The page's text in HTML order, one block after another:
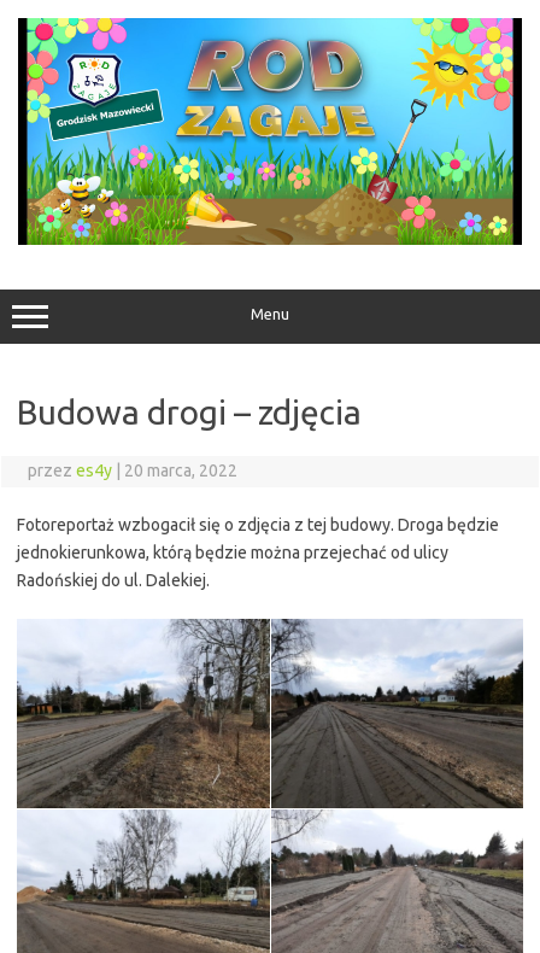
treści
Menu
Budowa drogi – zdjęcia
przez es4y 20 marca, 2022
Fotoreportaż wzbogacił się o zdjęcia z tej budowy. Droga będzie
jednokierunkowa, którą będzie można przejechać od ulicy
Radońskiej do ul. Dalekiej.